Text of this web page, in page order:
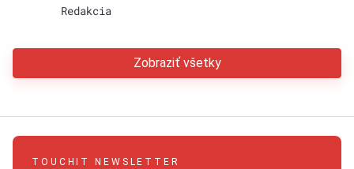
Redakcia
Zobraziť všetky
TOUCHIT NEWSLETTER